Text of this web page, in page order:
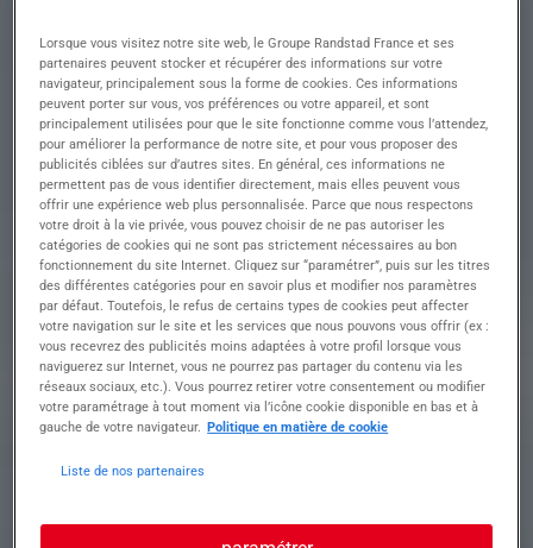
???? Chez Ainterim Bourg-en-Bresse, notre ADN
c'est : • Miser sur la personnalité et le savoir-être
autant que sur les compétences techniques
• Travailler main dans la main avec nos
partenaires locaux et nationaux
• Vous accompagner dans vos projets
professionnels avec proximité et réactivité
Descriptif du poste :
ELECTRICIEN
GRANDS
DEPLACEMENTS
H/F
Descriptif du poste : Vos missions principales •
Lorsque vous visitez notre site web, le Groupe Randstad France et ses
partenaires peuvent stocker et récupérer des informations sur votre
navigateur, principalement sous la forme de cookies. Ces informations
peuvent porter sur vous, vos préférences ou votre appareil, et sont
principalement utilisées pour que le site fonctionne comme vous l’attendez,
pour améliorer la performance de notre site, et pour vous proposer des
publicités ciblées sur d’autres sites. En général, ces informations ne
permettent pas de vous identifier directement, mais elles peuvent vous
offrir une expérience web plus personnalisée. Parce que nous respectons
votre droit à la vie privée, vous pouvez choisir de ne pas autoriser les
catégories de cookies qui ne sont pas strictement nécessaires au bon
fonctionnement du site Internet. Cliquez sur “paramétrer”, puis sur les titres
des différentes catégories pour en savoir plus et modifier nos paramètres
par défaut. Toutefois, le refus de certains types de cookies peut affecter
votre navigation sur le site et les services que nous pouvons vous offrir (ex :
vous recevrez des publicités moins adaptées à votre profil lorsque vous
naviguerez sur Internet, vous ne pourrez pas partager du contenu via les
réseaux sociaux, etc.). Vous pourrez retirer votre consentement ou modifier
votre paramétrage à tout moment via l’icône cookie disponible en bas et à
gauche de votre navigateur. Politique en matière de cookie
Liste de nos partenaires